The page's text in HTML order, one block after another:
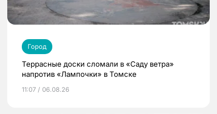
Город
Террасные доски сломали в «Саду ветра»
напротив «Лампочки» в Томске
11:07 / 06.08.26